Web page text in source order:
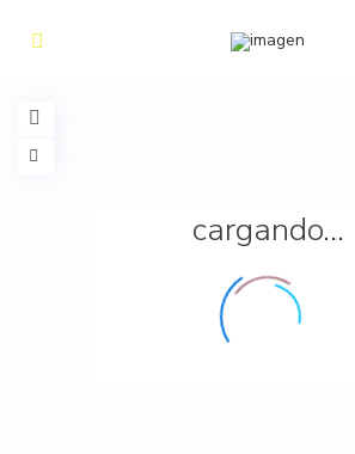
cargando...